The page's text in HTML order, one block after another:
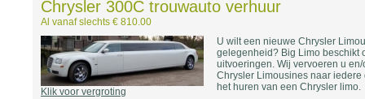
Chrysler 300C trouwauto verhuur
Al vanaf slechts € 810.00
Klik voor vergroting
U wilt een nieuwe Chrysler
gelegenheid? Big Limo beschikt
uitvoeringen. Wij vervoeren u
Chrysler Limousines naar
het huren van een Chrysler limo.